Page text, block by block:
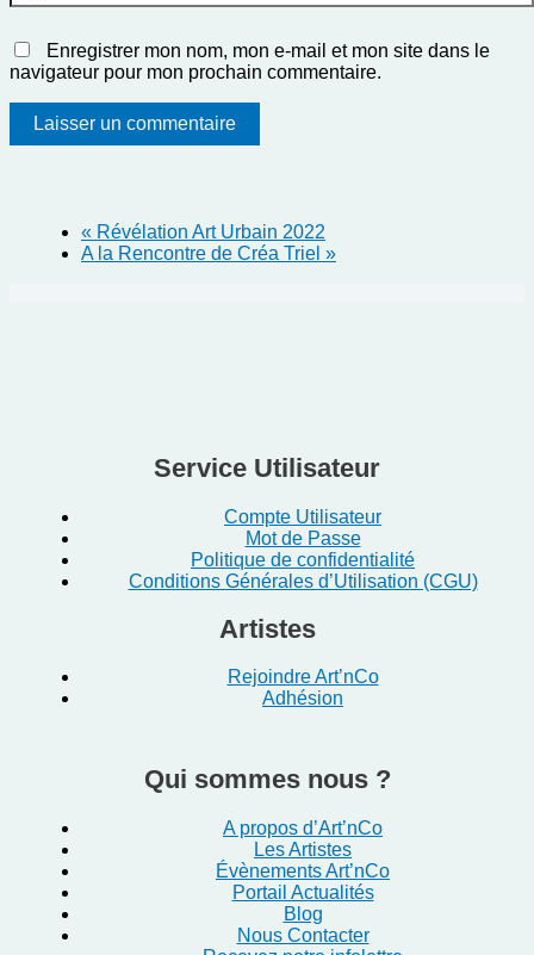
Enregistrer mon nom, mon e-mail et mon site dans le
navigateur pour mon prochain commentaire.
« Révélation Art Urbain 2022
A la Rencontre de Créa Triel »
Service Utilisateur
Compte Utilisateur
Mot de Passe
Politique de confidentialité
Conditions Générales d’Utilisation (CGU)
Artistes
Rejoindre Art’nCo
Adhésion
Qui sommes nous ?
A propos d’Art’nCo
Les Artistes
Évènements Art’nCo
Portail Actualités
Blog
Nous Contacter